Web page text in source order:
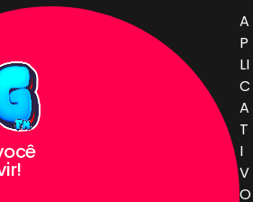
A
P
LI
C
A
T
I
V
O